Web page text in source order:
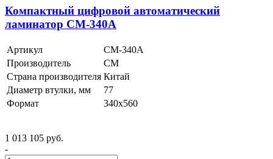
Компактный цифровой автоматический
ламинатор CM-340A
Артикул
CM-340A
Производитель
CM
Страна производителя Китай
Диаметр втулки, мм
77
Формат
340х560
1 013 105 руб.
-